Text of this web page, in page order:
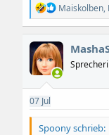
R
e
a
k
t
i
o
n
Maiskolben,
07 Jul
Spoony schrieb: